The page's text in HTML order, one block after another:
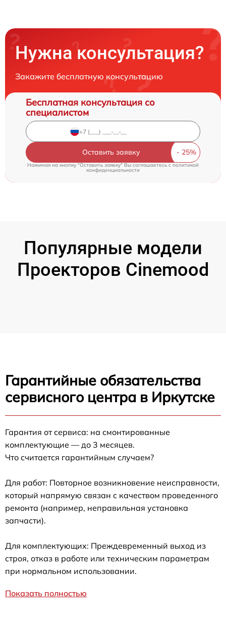
Нужна консультация?
Закажите бесплатную консультацию
Бесплатная консультация со
специалистом
Оставить заявку
Нажимая на кнопку "Оставить заявку" Вы соглашаетесь cполитикой
конфиденциальности
Популярные модели
Проекторов Cinemood
Гарантийные обязательства
сервисного центра в Иркутске
Гарантия от сервиса: на смонтированные
комплектующие — до 3 месяцев.
Что считается гарантийным случаем?
Для работ: Повторное возникновение неисправности,
который напрямую связан с качеством проведенного
ремонта (например, неправильная установка
запчасти).
Для комплектующих: Преждевременный выход из
строя, отказ в работе или техническим параметрам
при нормальном использовании.
Показать полностью